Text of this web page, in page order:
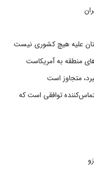
علیه هیچ کشوری نیست
منطقه به آمریکاست
متجاوز است
توافقی است که